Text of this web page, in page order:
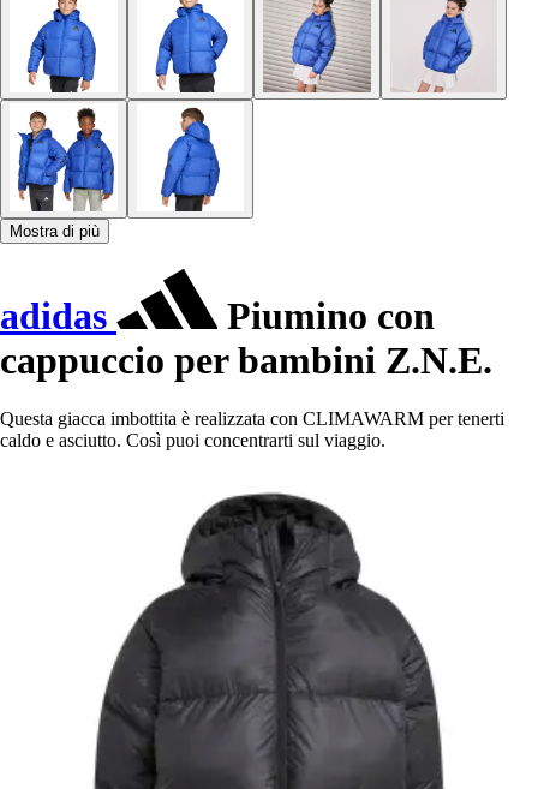
Mostra di più
adidas
Piumino con
cappuccio per bambini Z.N.E.
Questa giacca imbottita è realizzata con CLIMAWARM per tenerti
caldo e asciutto. Così puoi concentrarti sul viaggio.